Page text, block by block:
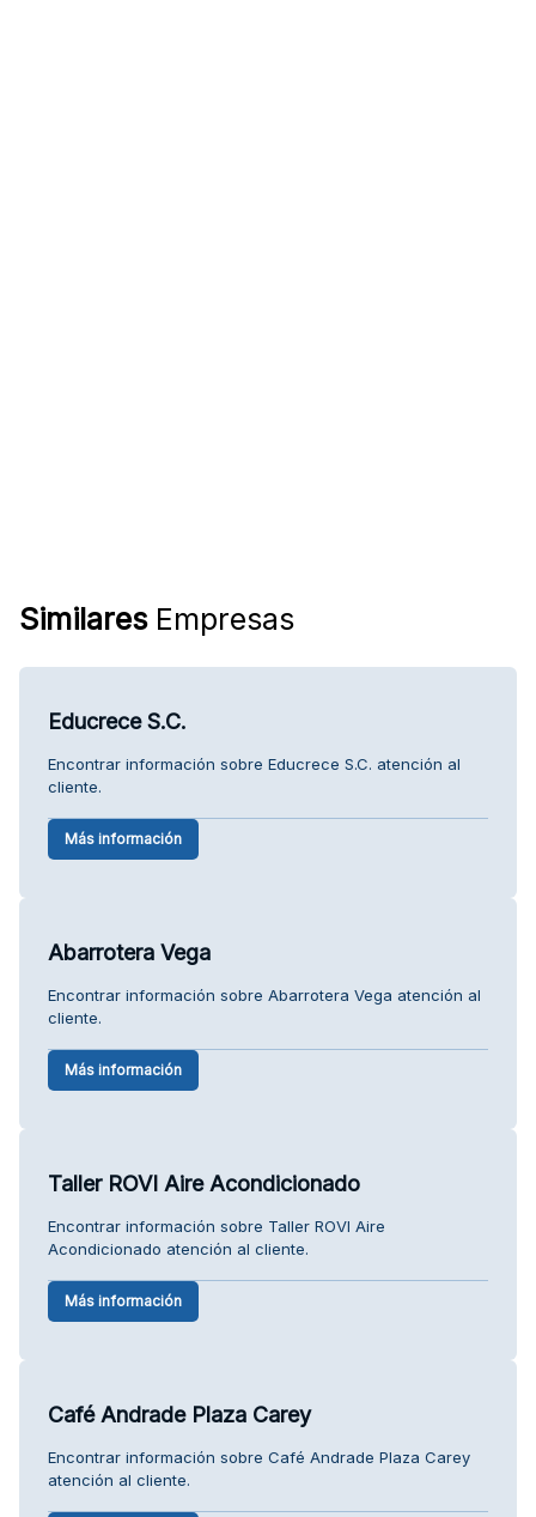
SimilaresEmpresas
Educrece S.C.
Encontrar información sobre Educrece S.C. atención al
cliente.
Más información
Abarrotera Vega
Encontrar información sobre Abarrotera Vega atención al
cliente.
Más información
Taller ROVI Aire Acondicionado
Encontrar información sobre Taller ROVI Aire
Acondicionado atención al cliente.
Más información
Café Andrade Plaza Carey
Encontrar información sobre Café Andrade Plaza Carey
atención al cliente.